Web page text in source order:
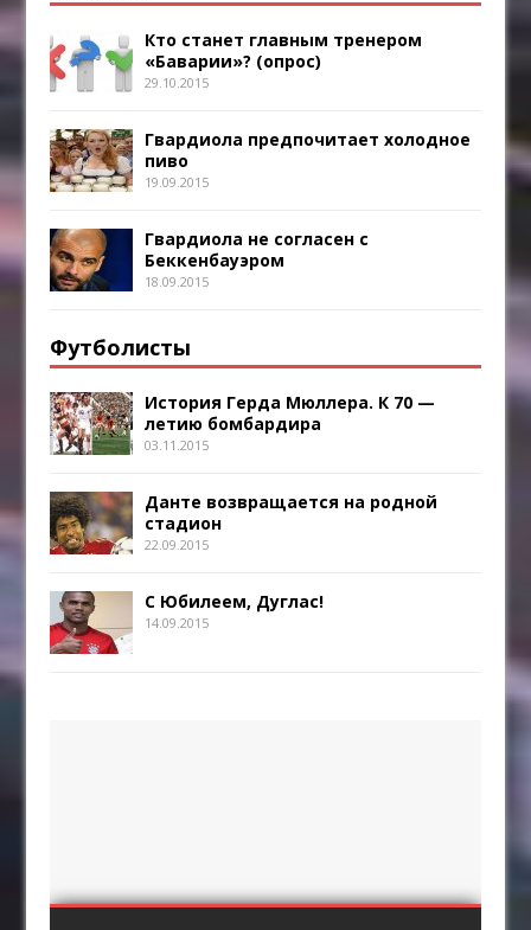
Кто станет главным тренером
«Баварии»? (опрос)
29.10.2015
Гвардиола предпочитает холодное
пиво
19.09.2015
Гвардиола не согласен с
Беккенбауэром
18.09.2015
Футболисты
История Герда Мюллера. К 70 —
летию бомбардира
03.11.2015
Данте возвращается на родной
стадион
22.09.2015
С Юбилеем, Дуглас!
14.09.2015